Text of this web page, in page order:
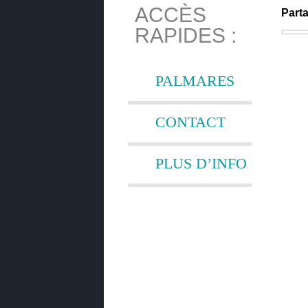
ACCÈS
RAPIDES :
PALMARES
CONTACT
PLUS D’INFO